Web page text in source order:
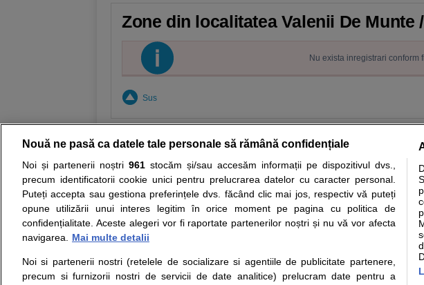
Zone din localitatea Valenii De Munte
Nu exista inregistrari conform
Sus
Resurse: Autoevaluare simptome Interpretare analize Specialitati
Opiniile avizate ale medicilor, sfaturile si orice alte informatii despre sanatate
nici diagnosticul stabilit in urma investigatiilor si analizelor medicale. Va
ii punem la dispozitie pentru programare in sistemul de programari la medic
Despre noi
Despre noi
Legal
Termeni si conditii
Drepturile
Protectia
Nouă ne pasă ca datele tale personale să rămână confidențiale
Noi și partenerii noștri 961stocăm și/sau accesăm informații pe dispozitivul dvs.,
precum identificatorii cookie unici pentru prelucrarea datelor cu caracter personal.
Puteți accepta sau gestiona preferințele dvs. făcând clic mai jos, respectiv vă puteți
opune utilizării unui interes legitim în orice moment pe pagina cu politica de
confidențialitate. Aceste alegeri vor fi raportate partenerilor noștri și nu vă vor afecta
navigarea.
Mai multe detalii
Noi si partenerii nostri (retelele de socializare si agentiile de publicitate partenere,
precum si furnizorii nostri de servicii de date analitice) prelucram date pentru a